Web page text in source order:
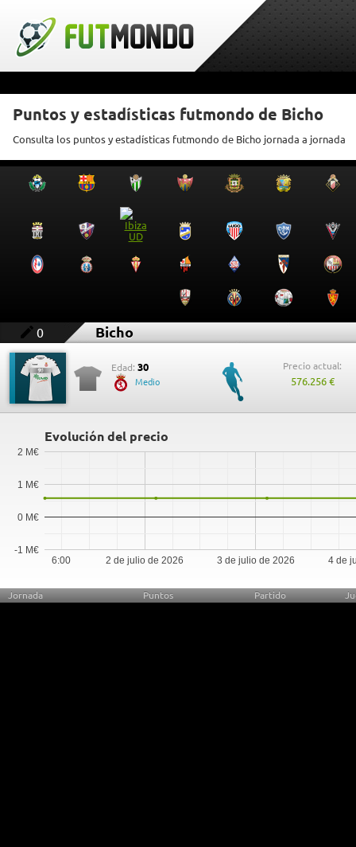
Puntos y estadísticas futmondo de Bicho
Consulta los puntos y estadísticas futmondo de Bicho jornada a jornada
0 Bicho
Edad: 30
Medio
Precio actual:
576.256 €
Evolución del precio
2 de julio de 2026 3 de julio de 2026 4 de
6:00
-1 M€
0 M€
1 M€
2 M€
Jornada Puntos Partido